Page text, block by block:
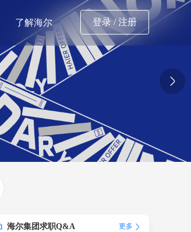
了解海尔 登录 /注册
海尔集团求职Q&A 更多